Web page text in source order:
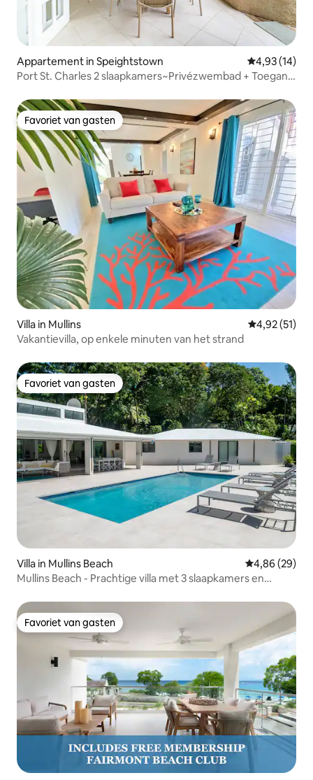
Appartement in Speightstown Gemiddelde
4,93 (14)
Port St. Charles 2 slaapkamers~Privézwembad + Toegang
Favoriet van gasten
Favoriet van gasten
Villa in Mullins Gemiddelde
4,92 (51)
Vakantievilla, op enkele minuten van het strand
Favoriet van gasten
Favoriet van gasten
Villa in Mullins Beach Gemiddelde
4,86 (29)
Mullins Beach - Prachtige villa met 3 slaapkamers en
Favoriet van gasten
Favoriet van gasten